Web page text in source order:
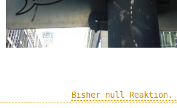
Bisher null Reaktion.